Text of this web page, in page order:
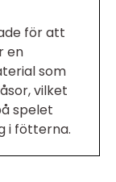
för att
en
som
vilket
spelet
i fötterna.